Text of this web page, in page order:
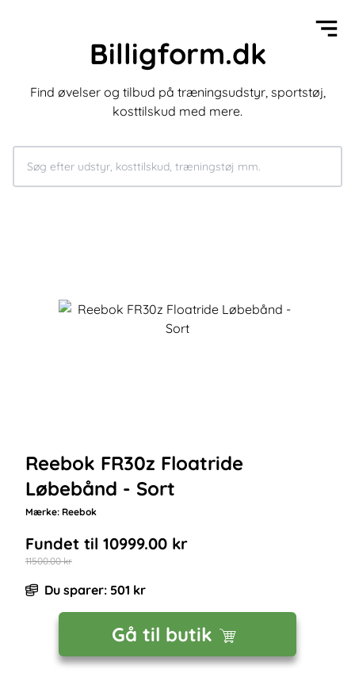
Billigform.dk
Find øvelser og tilbud på træningsudstyr, sportstøj,
kosttilskud med mere.
Reebok FR30z Floatride
Løbebånd - Sort
Mærke: Reebok
Fundet til 10999.00 kr
11500.00kr
Du sparer: 501 kr
Gå til butik